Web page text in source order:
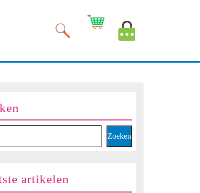
Winkelwagen
afbeelding
Zoeken
artikelen